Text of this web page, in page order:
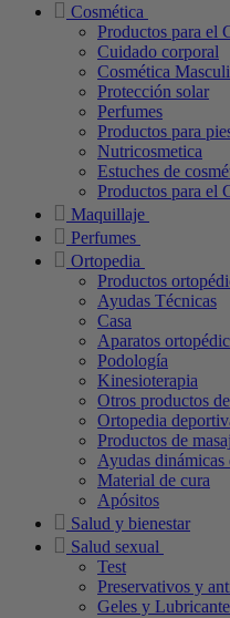
Cosmética
Productos para el
Cuidado corporal
Cosmética
Protección solar
Perfumes
Productos para
Nutricosmetica
Estuches de
Productos para el
Maquillaje
Perfumes
Ortopedia
Productos
Ayudas Técnicas
Casa
Aparatos
Podología
Kinesioterapia
Otros productos
Ortopedia
Productos de
Ayudas
Material de cura
Apósitos
Salud y bienestar
Salud sexual
Test
Preservativos y
Geles y